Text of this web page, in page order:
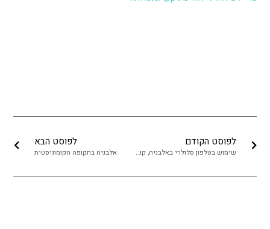
לפוסט הקודם
שימוש בטלפון סלולרי באלבניה, קוסובו וצפון מקדוניה
לפוסט הבא
אלבניה בתקופה הקומוניסטית